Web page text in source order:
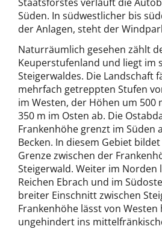
Süden. In südwestlicher bis
der Anlagen, steht der
Naturräumlich gesehen zählt
Keuperstufenland und liegt im
Steigerwaldes. Die Landschaft
mehrfach getreppten Stufen
im Westen, der Höhen um 500
350 m im Osten ab. Die
Frankenhöhe grenzt im Süden
Becken. In diesem Gebiet
Grenze zwischen der
Steigerwald. Weiter im Norden
Reichen Ebrach und im
breiter Einschnitt zwischen
Frankenhöhe lässt von Westen
ungehindert ins